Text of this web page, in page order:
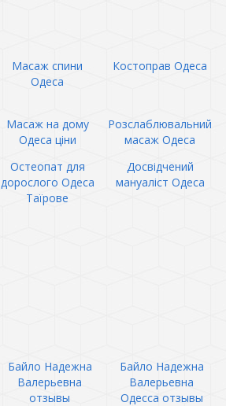
Масаж спини
Одеса
Костоправ Одеса
Масаж на дому
Одеса ціни
Розслаблювальний
масаж Одеса
Остеопат для
дорослого Одеса
Таїрове
Досвідчений
мануаліст Одеса
Байло Надежна
Валерьевна
отзывы
Байло Надежна
Валерьевна
Одесса отзывы